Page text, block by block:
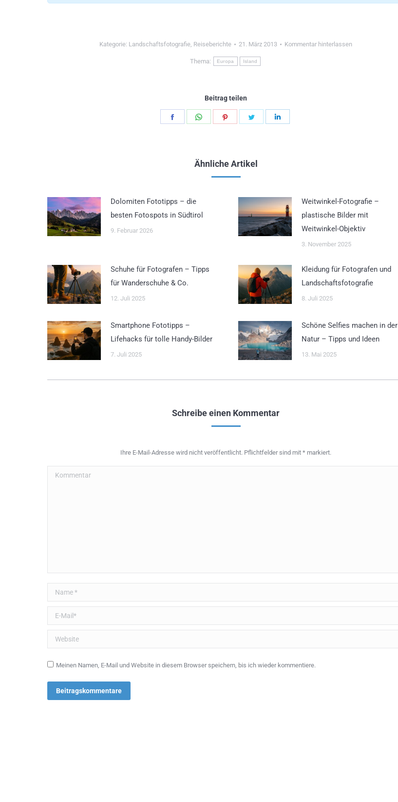
Kategorie: Landschaftsfotografie, Reiseberichte 21. März 2013 Kommentar hinterlassen
Thema: Europa Island
Beitrag teilen
Teilen
Teilen
Teilen
Teilen
Ähnliche Artikel
Dolomiten Fototipps – die
besten Fotospots in Südtirol
9. Februar 2026
Weitwinkel-Fotografie –
plastische Bilder mit
Weitwinkel-Objektiv
3. November 2025
Schuhe für Fotografen – Tipps
für Wanderschuhe & Co.
12. Juli 2025
Kleidung für Fotografen und
Landschaftsfotografie
8. Juli 2025
Smartphone Fototipps –
Lifehacks für tolle Handy-Bilder
7. Juli 2025
Schöne Selfies machen in der
Natur – Tipps und Ideen
13. Mai 2025
Schreibe einen Kommentar
Ihre E-Mail-Adresse wird nicht veröffentlicht. Pflichtfelder sind mit* markiert.
Kommentar
Name *
E-Mail *
Website
Meinen Namen, E-Mail und Website in diesem Browser speichern, bis ich wieder kommentiere.
Beitragskommentare